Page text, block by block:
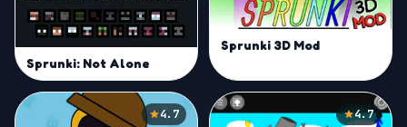
Sprunki: Not Alone
Sprunki 3D Mod
4.7 4.7